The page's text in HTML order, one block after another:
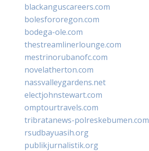
blackanguscareers.com
bolesfororegon.com
bodega-ole.com
thestreamlinerlounge.com
mestrinorubanofc.com
novelatherton.com
nassvalleygardens.net
electjohnstewart.com
omptourtravels.com
tribratanews-polreskebumen.com
rsudbayuasih.org
publikjurnalistik.org